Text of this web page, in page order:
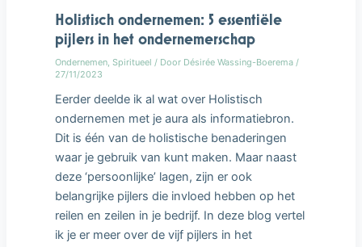
Holistisch ondernemen: 5 essentiële
pijlers in het ondernemerschap
Ondernemen, Spiritueel / Door Désirée Wassing-Boerema /
27/11/2023
Eerder deelde ik al wat over Holistisch
ondernemen met je aura als informatiebron.
Dit is één van de holistische benaderingen
waar je gebruik van kunt maken. Maar naast
deze ‘persoonlijke’ lagen, zijn er ook
belangrijke pijlers die invloed hebben op het
reilen en zeilen in je bedrijf. In deze blog vertel
ik je er meer over de vijf pijlers in het